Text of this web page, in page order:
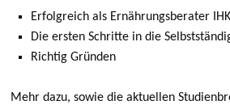
Erfolgreich als Ernährungsberater
Die ersten Schritte in die
Richtig Gründen
Mehr dazu, sowie die aktuellen